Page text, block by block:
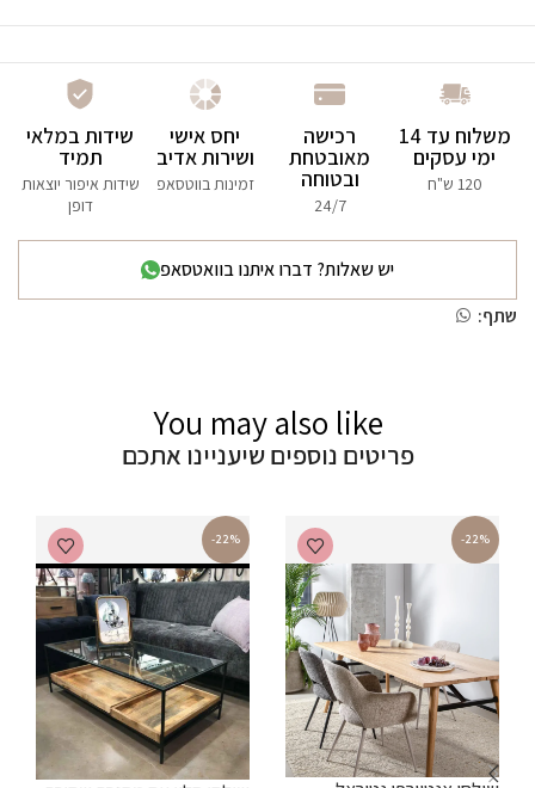
משלוח עד 14
ימי עסקים
120 ש"ח
רכישה
מאובטחת
ובטוחה
24/7
יחס אישי
ושירות אדיב
זמינות בווטסאפ
שידות במלאי
תמיד
שידות איפור יוצאות
דופן
יש שאלות? דברו איתנו בוואטסאפ
שתף:
You may also like
פריטים נוספים שיעניינו אתכם
-22%
-22%